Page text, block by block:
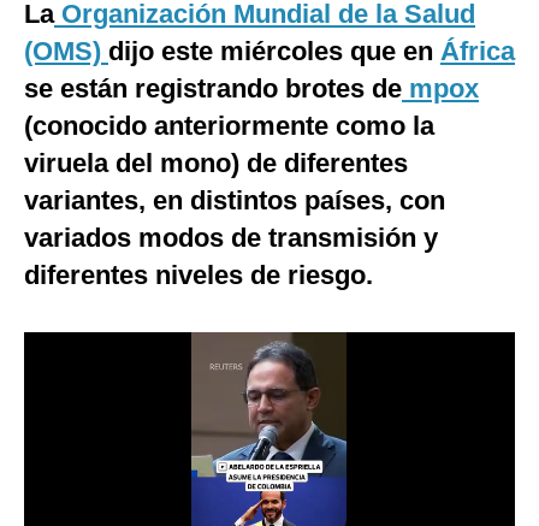
España
Internacional
Tecnología
Club del Suscriptor
Mix
G de Gestión
Notas Contratadas
LaOrganización Mundial de la Salud
(OMS) dijo este miércoles que en África
se están registrando brotes de mpox
(conocido anteriormente como la
viruela del mono) de diferentes
variantes, en distintos países, con
variados modos de transmisión y
diferentes niveles de riesgo.